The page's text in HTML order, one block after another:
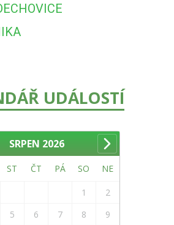
UDÁLOSTÍ
SRPEN 2026
ST ČT PÁ SO NE
1
2
5 6 7 8
9